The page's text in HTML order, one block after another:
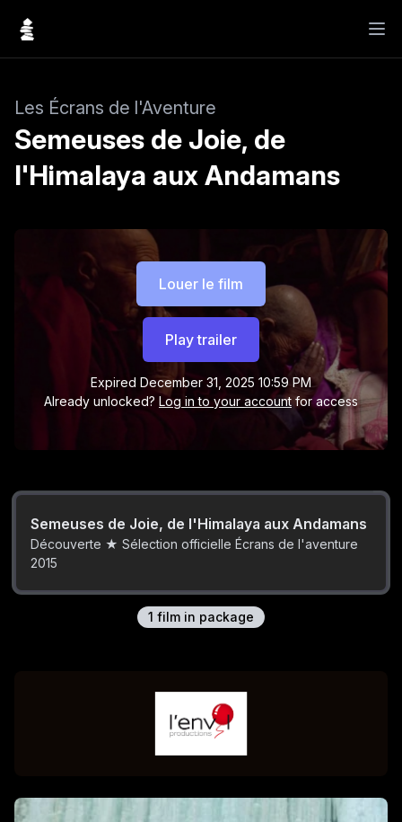
Les Écrans de l'Aventure
Semeuses de Joie, de
l'Himalaya aux Andamans
Louer le film
Play trailer
Expired December 31, 2025 10:59 PM
Already unlocked? Log in to your account for access
1 film in package
Semeuses de Joie, de l'Himalaya aux Andamans
Découverte ★ Sélection officielle Écrans de l'aventure
2015